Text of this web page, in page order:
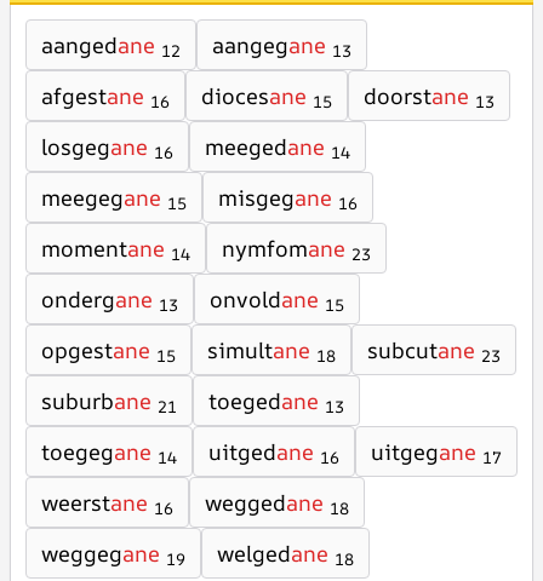
aangedane 12 aangegane 13
afgestane 16 diocesane 15 doorstane 13
losgegane 16 meegedane 14
meegegane 15 misgegane 16
momentane 14 nymfomane 23
ondergane 13 onvoldane 15
opgestane 15 simultane 18 subcutane 23
suburbane 21 toegedane 13
toegegane 14 uitgedane 16 uitgegane 17
weerstane 16 weggedane 18
weggegane 19 welgedane 18